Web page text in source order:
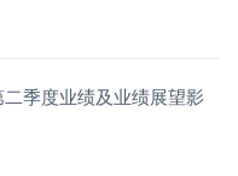
季度业绩及业绩展望影